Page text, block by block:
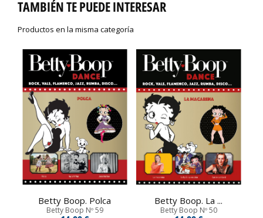
TAMBIÉN TE PUEDE INTERESAR
Productos en la misma categoría
Betty Boop. Polca
Betty Boop Nº 59
Betty Boop. La ...
Betty Boop Nº 50